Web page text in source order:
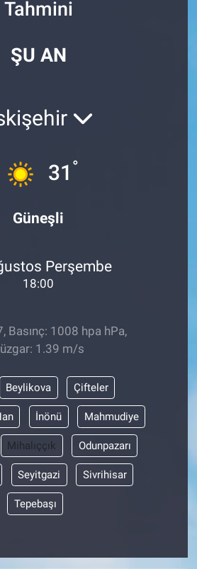
Tahmini
ŞU AN
31 °
Güneşli
Perşembe
18:00
Basınç: 1008 hpa hPa,
1.39 m/s
Beylikova Çifteler
İnönü Mahmudiye
Mihalıççık Odunpazarı
Seyitgazi Sivrihisar
Tepebaşı